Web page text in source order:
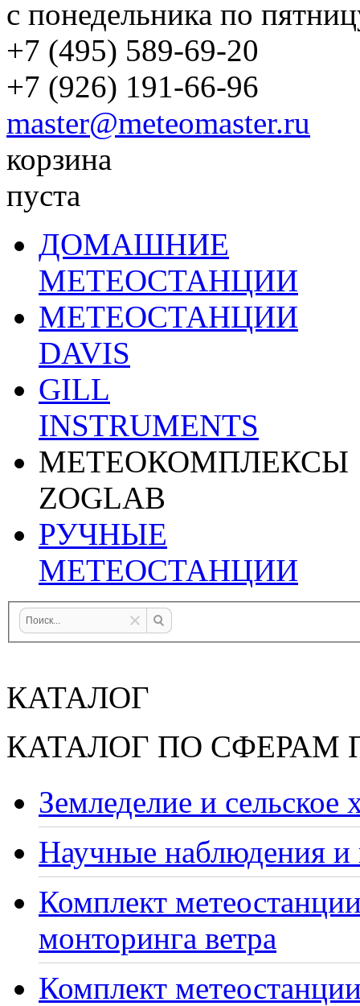
с понедельника по
+7 (495) 589-69-20
+7 (926) 191-66-96
master@meteomaster.ru
корзина
пуста
ДОМАШНИЕ
МЕТЕОСТАНЦИИ
МЕТЕОСТАНЦИИ
DAVIS
GILL
INSTRUMENTS
МЕТЕОКОМПЛЕКСЫ
ZOGLAB
РУЧНЫЕ
МЕТЕОСТАНЦИИ
КАТАЛОГ
КАТАЛОГ ПО СФЕРАМ
Земледелие и сельское
Научные наблюдения и
Комплект
монторинга ветра
Комплект